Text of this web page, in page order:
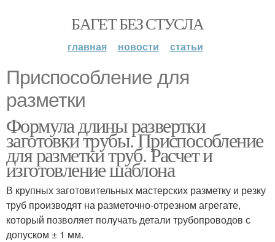
БАГЕТ БЕЗ СТУСЛА
главная новости статьи
Приспособление для
разметки
Формула длины развертки
заготовки трубы. Приспособление
для разметки труб. Расчет и
изготовление шаблона
В крупных заготовительных мастерских разметку и резку
труб производят на разметочно-отрезном агрегате,
который позволяет получать детали трубопроводов с
допуском ± 1 мм.